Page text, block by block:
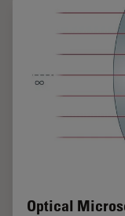
Optical